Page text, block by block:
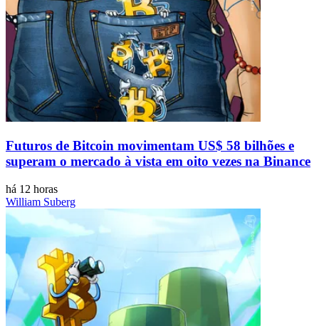
Futuros de Bitcoin movimentam US$ 58 bilhões e
superam o mercado à vista em oito vezes na Binance
há 12 horas
William Suberg